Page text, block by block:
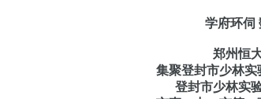
学府环伺
郑州恒
集聚登封市少林实
登封市少林实